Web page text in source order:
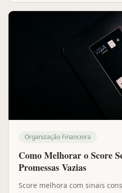
Organização Financeira
Como Melhorar o Score
Promessas Vazias
Score melhora com sinais